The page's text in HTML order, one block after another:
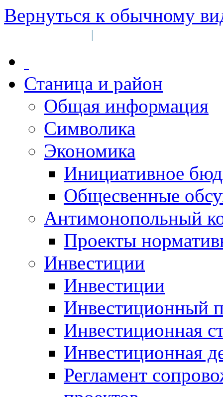
Вернуться к обычному
|
Станица и район
Общая информация
Символика
Экономика
Инициативное
Общесвенные
Антимонопольный
Проекты
Инвестиции
Инвестиции
Инвестиционный
Инвестиционная
Инвестиционная
Регламент